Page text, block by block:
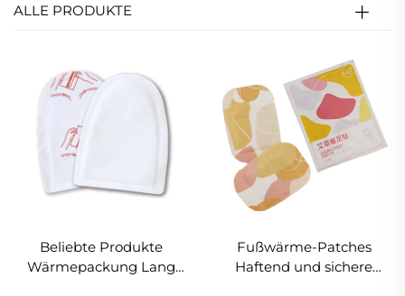
ALLE PRODUKTE
Beliebte Produkte
Wärmepackung Lang
Fußwärme-Patches
Haftend und sichere